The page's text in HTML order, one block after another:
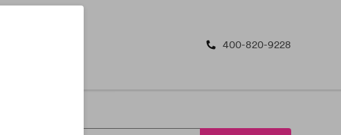
400-820-9228